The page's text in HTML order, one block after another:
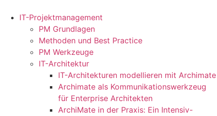
Inhalt
springen
IT-Projektmanagement
PM Grundlagen
Methoden und Best Practice
PM Werkzeuge
IT-Architektur
IT-Architekturen modellieren mit Archimate
Archimate als Kommunikationswerkzeug
für Enterprise Architekten
ArchiMate in der Praxis: Ein Intensiv-